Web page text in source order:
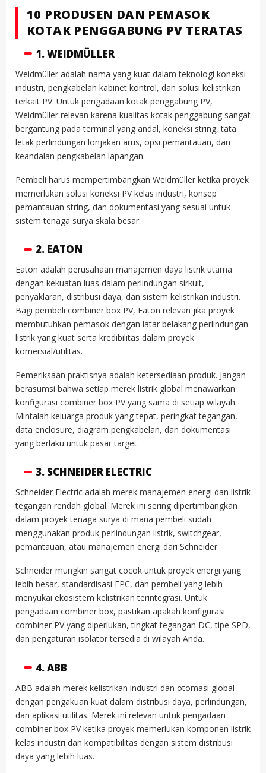
10 PRODUSEN DAN PEMASOK
KOTAK PENGGABUNG PV TERATAS
1. WEIDMÜLLER
Weidmüller adalah nama yang kuat dalam teknologi koneksi
industri, pengkabelan kabinet kontrol, dan solusi kelistrikan
terkait PV. Untuk pengadaan kotak penggabung PV,
Weidmüller relevan karena kualitas kotak penggabung sangat
bergantung pada terminal yang andal, koneksi string, tata
letak perlindungan lonjakan arus, opsi pemantauan, dan
keandalan pengkabelan lapangan.
Pembeli harus mempertimbangkan Weidmüller ketika proyek
memerlukan solusi koneksi PV kelas industri, konsep
pemantauan string, dan dokumentasi yang sesuai untuk
sistem tenaga surya skala besar.
2. EATON
Eaton adalah perusahaan manajemen daya listrik utama
dengan kekuatan luas dalam perlindungan sirkuit,
penyaklaran, distribusi daya, dan sistem kelistrikan industri.
Bagi pembeli combiner box PV, Eaton relevan jika proyek
membutuhkan pemasok dengan latar belakang perlindungan
listrik yang kuat serta kredibilitas dalam proyek
komersial/utilitas.
Pemeriksaan praktisnya adalah ketersediaan produk. Jangan
berasumsi bahwa setiap merek listrik global menawarkan
konfigurasi combiner box PV yang sama di setiap wilayah.
Mintalah keluarga produk yang tepat, peringkat tegangan,
data enclosure, diagram pengkabelan, dan dokumentasi
yang berlaku untuk pasar target.
3. SCHNEIDER ELECTRIC
Schneider Electric adalah merek manajemen energi dan listrik
tegangan rendah global. Merek ini sering dipertimbangkan
dalam proyek tenaga surya di mana pembeli sudah
menggunakan produk perlindungan listrik, switchgear,
pemantauan, atau manajemen energi dari Schneider.
Schneider mungkin sangat cocok untuk proyek energi yang
lebih besar, standardisasi EPC, dan pembeli yang lebih
menyukai ekosistem kelistrikan terintegrasi. Untuk
pengadaan combiner box, pastikan apakah konfigurasi
combiner PV yang diperlukan, tingkat tegangan DC, tipe SPD,
dan pengaturan isolator tersedia di wilayah Anda.
4. ABB
ABB adalah merek kelistrikan industri dan otomasi global
dengan pengakuan kuat dalam distribusi daya, perlindungan,
dan aplikasi utilitas. Merek ini relevan untuk pengadaan
combiner box PV ketika proyek memerlukan komponen listrik
kelas industri dan kompatibilitas dengan sistem distribusi
daya yang lebih luas.